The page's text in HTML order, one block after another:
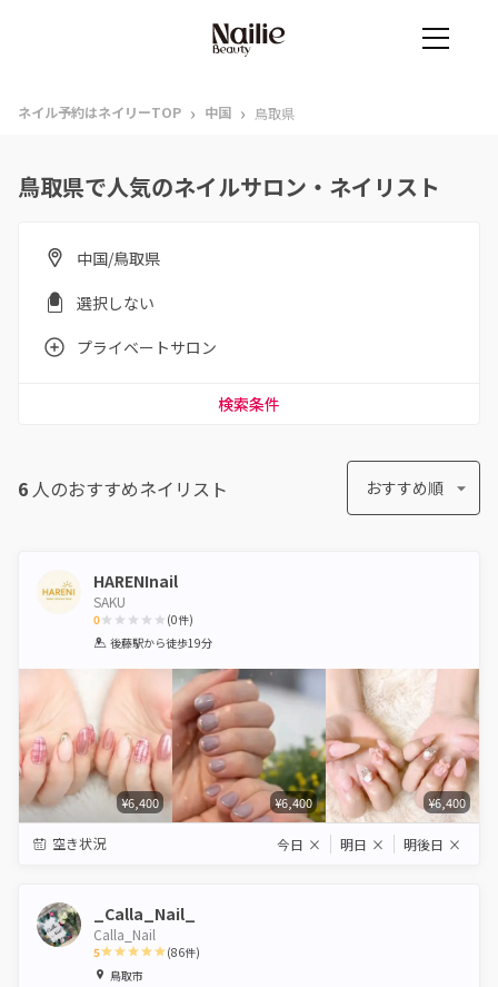
ネイル予約はネイリーTOP › 中国 › 鳥取県
鳥取県で人気のネイルサロン・ネイリスト
中国/鳥取県
選択しない
プライベートサロン
検索条件
6 人のおすすめネイリスト おすすめ順
HARENInail
SAKU
0
1 2 3 4 5
(0件)
後藤駅から徒歩19分
¥6,400 ¥6,400 ¥6,400
空き状況 今日 × 明日 × 明後日 ×
_Calla_Nail_
Calla_Nail
5
1 2 3 4
(86件)
鳥取市